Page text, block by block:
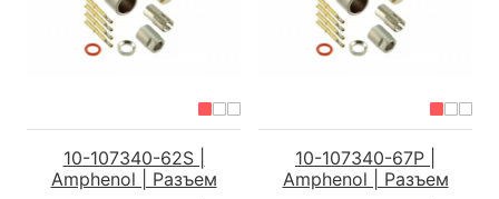
10-107340-62S |
Amphenol | Разъем
10-107340-67P |
Amphenol | Разъем